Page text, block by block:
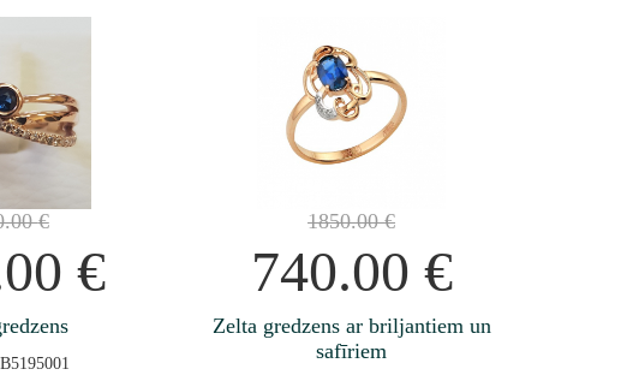
€
€
1850.00€
740.00 €
Zelta gredzens ar briljantiem un
safīriem